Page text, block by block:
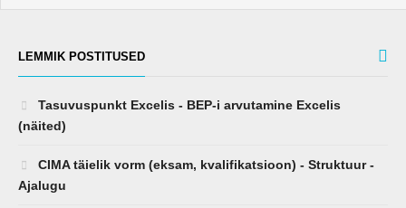
LEMMIK POSTITUSED
Tasuvuspunkt Excelis - BEP-i arvutamine Excelis
(näited)
CIMA täielik vorm (eksam, kvalifikatsioon) - Struktuur -
Ajalugu